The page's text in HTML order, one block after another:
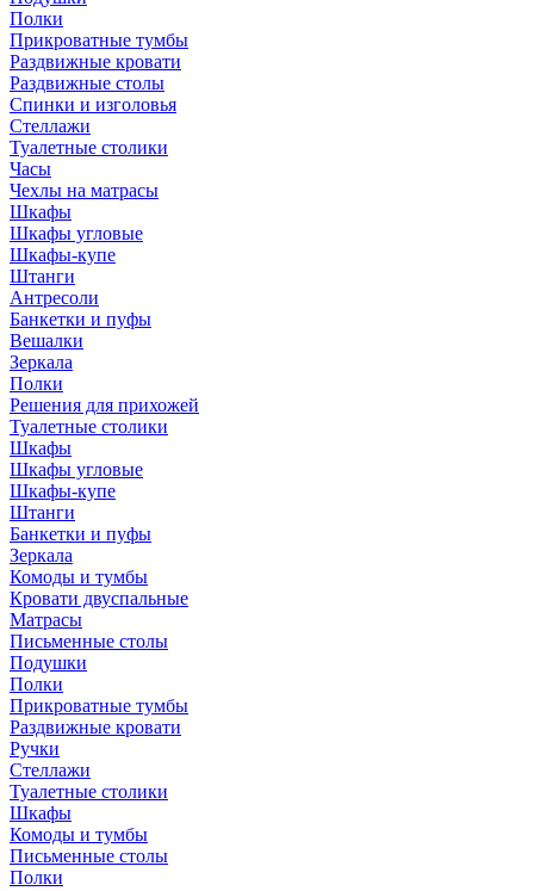
Полки
Прикроватные тумбы
Раздвижные кровати
Раздвижные столы
Спинки и изголовья
Стеллажи
Туалетные столики
Часы
Чехлы на матрасы
Шкафы
Шкафы угловые
Шкафы-купе
Штанги
Антресоли
Банкетки и пуфы
Вешалки
Зеркала
Полки
Решения для прихожей
Туалетные столики
Шкафы
Шкафы угловые
Шкафы-купе
Штанги
Банкетки и пуфы
Зеркала
Комоды и тумбы
Кровати двуспальные
Матрасы
Письменные столы
Подушки
Полки
Прикроватные тумбы
Раздвижные кровати
Ручки
Стеллажи
Туалетные столики
Шкафы
Комоды и тумбы
Письменные столы
Полки